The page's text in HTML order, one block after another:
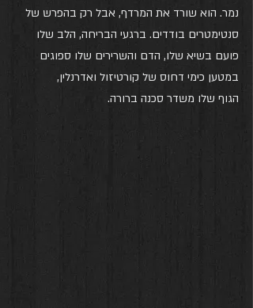
נמר. הוא שורד את המרדף, אבל רק בהפרש של
סנטימטרים בודדים. ברגעי הבריחה, הלב שלו
פועם בשיא שלו, הדם והשרירים שלו ספוגים
במטען כימי דחוס של קורטיזול ואדרנלין,
הגוף שלו משדר סכנה ברורה.